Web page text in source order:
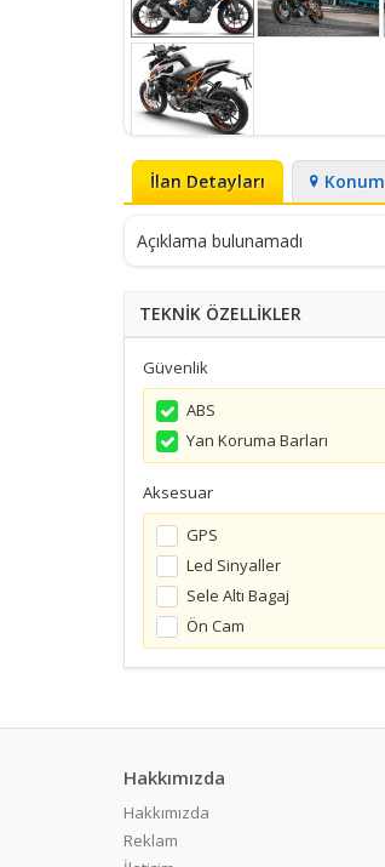
İlan Detayları Konum
Açıklama bulunamadı
TEKNİK ÖZELLİKLER
Güvenlik
ABS
Yan Koruma Barları
Aksesuar
GPS
Led Sinyaller
Sele Altı Bagaj
Ön Cam
Hakkımızda
Hakkımızda
Reklam